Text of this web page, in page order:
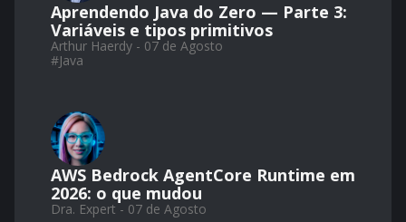
Aprendendo Java do Zero — Parte 3:
Variáveis e tipos primitivos
Arthur Haerdy - 07 de Agosto
#Java
AWS Bedrock AgentCore Runtime em
2026: o que mudou
Dra. Expert - 07 de Agosto